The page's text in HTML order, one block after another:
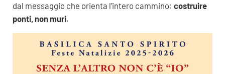
dal messaggio che orienta l’intero cammino: costruire
ponti, non muri.